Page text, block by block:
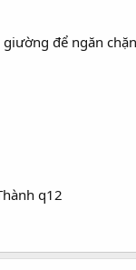
để ngăn
q12